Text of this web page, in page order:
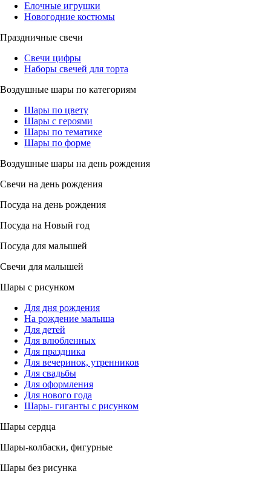
Елочные игрушки
Новогодние костюмы
Праздничные свечи
Свечи цифры
Наборы свечей для торта
Воздушные шары по категориям
Шары по цвету
Шары с героями
Шары по тематике
Шары по форме
Воздушные шары на день рождения
Свечи на день рождения
Посуда на день рождения
Посуда на Новый год
Посуда для малышей
Свечи для малышей
Шары с рисунком
Для дня рождения
На рождение малыша
Для детей
Для влюбленных
Для праздника
Для вечеринок, утренников
Для свадьбы
Для оформления
Для нового года
Шары- гиганты с рисунком
Шары сердца
Шары-колбаски, фигурные
Шары без рисунка